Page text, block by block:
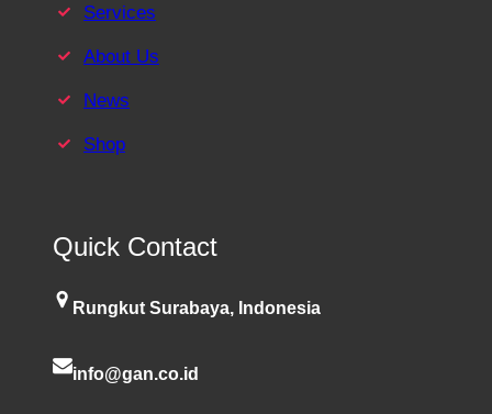
Services
About Us
News
Shop
Quick Contact
Rungkut Surabaya, Indonesia
info@gan.co.id